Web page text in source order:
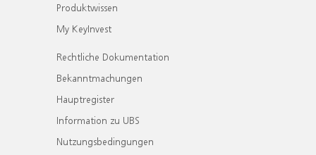
Produktwissen
My KeyInvest
Rechtliche Dokumentation
Bekanntmachungen
Hauptregister
Information zu UBS
Nutzungsbedingungen